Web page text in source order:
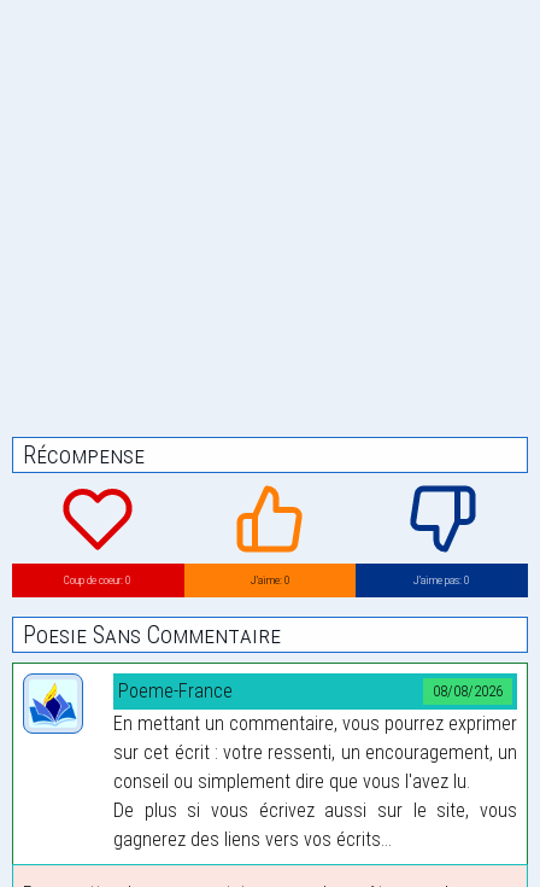
Récompense
Coup de coeur: 0 J’aime: 0 J’aime pas: 0
Poesie Sans Commentaire
08/08/2026
Poeme-France
En mettant un commentaire, vous pourrez exprimer
sur cet écrit : votre ressenti, un encouragement, un
conseil ou simplement dire que vous l'avez lu.
De plus si vous écrivez aussi sur le site, vous
gagnerez des liens vers vos écrits...